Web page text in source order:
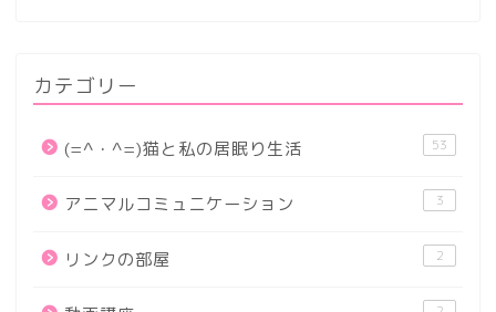
カテゴリー
(=^・^=)猫と私の居眠り生活 53
アニマルコミュニケーション 3
リンクの部屋 2